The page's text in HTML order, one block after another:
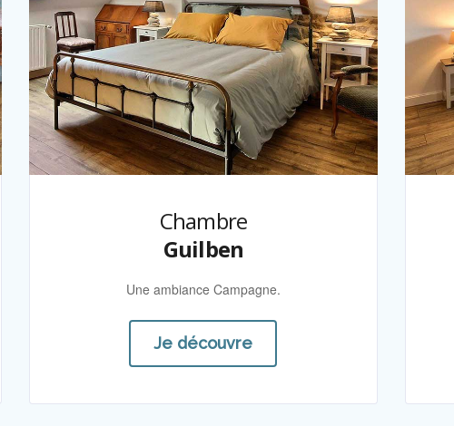
Chambre
Guilben
Une ambiance Campagne.
Je découvre